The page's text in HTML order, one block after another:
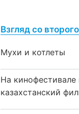
Взгляд со
Мухи и котлеты
На кинофестивале
казахстанский